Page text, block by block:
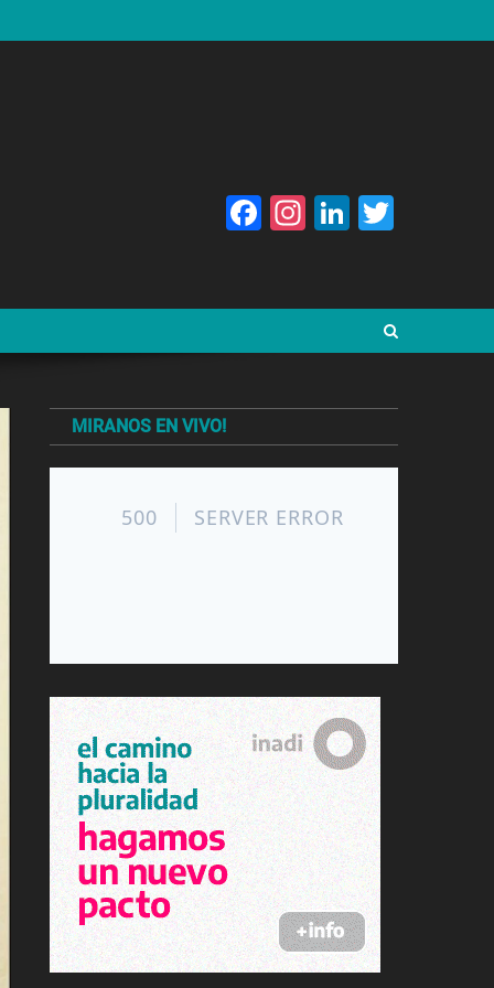
Facebook
Instagram
LinkedIn
MIRANOS EN VIVO!